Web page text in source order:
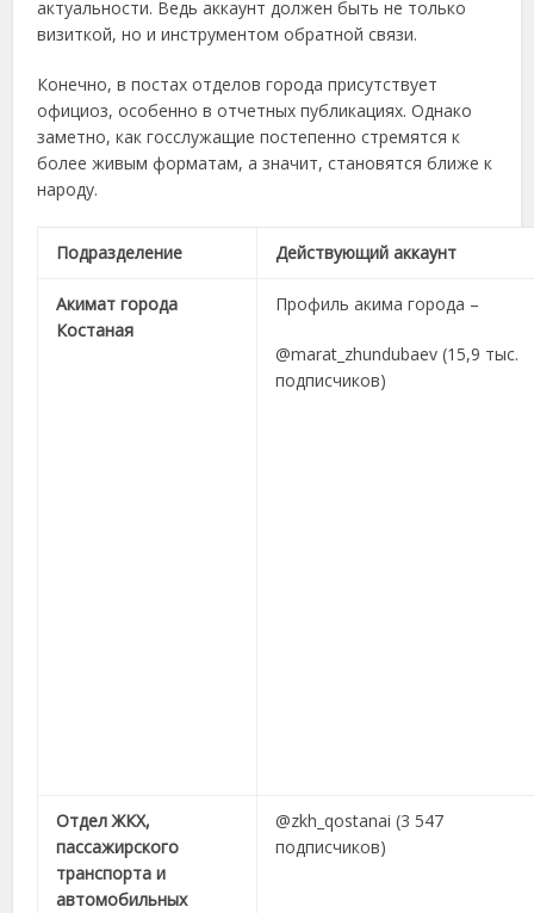
актуальности. Ведь аккаунт должен быть не только
визиткой, но и инструментом обратной связи.
Конечно, в постах отделов города присутствует
официоз, особенно в отчетных публикациях. Однако
заметно, как госслужащие постепенно стремятся к
более живым форматам, а значит, становятся ближе к
народу.
Подразделение Действующий аккаунт
Акимат города
Костаная
Профиль акима города –
@marat_zhundubaev (15,9 тыс.
подписчиков)
Отдел ЖКХ,
пассажирского
транспорта и
автомобильных
@zkh_qostanai (3 547
подписчиков)